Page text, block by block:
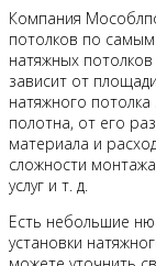
Компания
потолков по
натяжных
зависит от
натяжного
полотна, от его
материала и
сложности
услуг и т. д.
Есть небольшие
установки